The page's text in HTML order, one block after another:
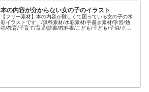
本の内容が分からない女の子のイラスト
【フリー素材】本の内容が難しくて困っている女の子の水
彩イラストです。/無料素材/水彩素材/手書き素材/学習/勉
強/教育/子育て/育児/読書/教科書/こども/子ども/子供/クエ